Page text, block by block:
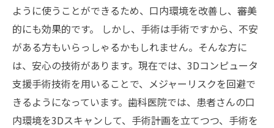
ように使うことができるため、口内環境を改善し、審美
的にも効果的です。 しかし、手術は手術ですから、不安
がある方もいらっしゃるかもしれません。そんな方に
は、安心の技術があります。現在では、3Dコンピュータ
支援手術技術を用いることで、メジャーリスクを回避で
きるようになっています。歯科医院では、患者さんの口
内環境を3Dスキャンして、手術計画を立てつつ、手術を